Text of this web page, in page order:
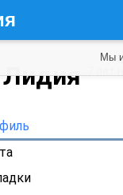
Лидия
Мы